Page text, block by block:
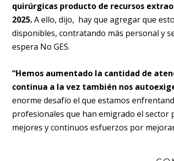
quirúrgicas producto de recursos
2025.A ello, dijo, hay que agregar que
disponibles, contratando más personal y
espera No GES.
“Hemos aumentado la cantidad de
continua a la vez también nos
enorme desafío el que estamos
profesionales que han emigrado el
mejores y continuos esfuerzos por